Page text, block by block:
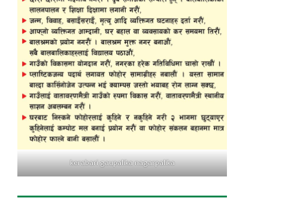
kerabari gaupalika nagarpalika